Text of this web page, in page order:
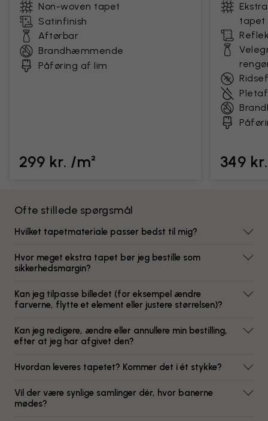
Non-woven tapet
Satinfinish
Aftørbar
Brandhæmmende
Påføring af lim
299 kr. /m²
tapet
349
Ofte stillede spørgsmål
Hvilket tapetmateriale passer bedst til mig?
Hvor meget ekstra tapet bør jeg bestille som
sikkerhedsmargin?
Kan jeg tilpasse billedet (for eksempel ændre
farverne, flytte et element eller justere størrelsen)?
Kan jeg redigere, ændre eller annullere min bestilling,
efter at jeg har afgivet den?
Hvordan leveres tapetet? Kommer det i ét stykke?
Vil der være synlige samlinger dér, hvor banerne
mødes?